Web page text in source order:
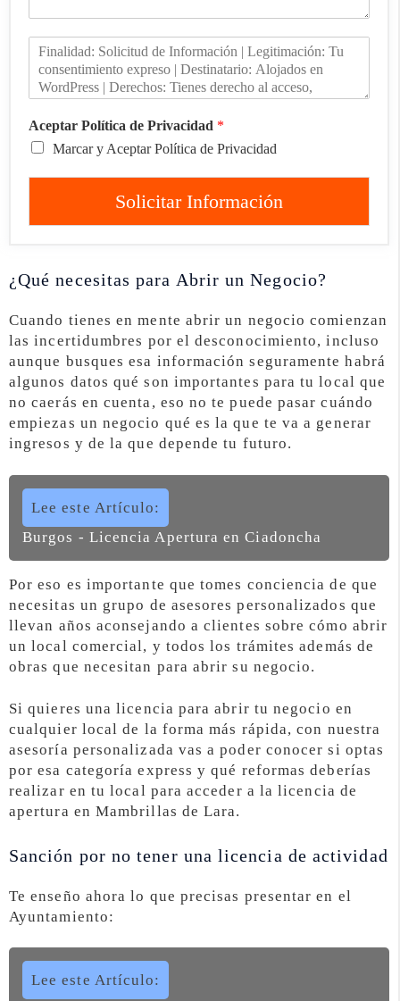
Aceptar Política de Privacidad *
Marcar y Aceptar Política de Privacidad
Solicitar Información
¿Qué necesitas para Abrir un Negocio?
Cuando tienes en mente abrir un negocio comienzan
las incertidumbres por el desconocimiento, incluso
aunque busques esa información seguramente habrá
algunos datos qué son importantes para tu local que
no caerás en cuenta, eso no te puede pasar cuándo
empiezas un negocio qué es la que te va a generar
ingresos y de la que depende tu futuro.
Lee este Artículo:
Burgos - Licencia Apertura en Ciadoncha
Por eso es importante que tomes conciencia de que
necesitas un grupo de asesores personalizados que
llevan años aconsejando a clientes sobre cómo abrir
un local comercial, y todos los trámites además de
obras que necesitan para abrir su negocio.
Si quieres una licencia para abrir tu negocio en
cualquier local de la forma más rápida, con nuestra
asesoría personalizada vas a poder conocer si optas
por esa categoría express y qué reformas deberías
realizar en tu local para acceder a la licencia de
apertura en Mambrillas de Lara.
Sanción por no tener una licencia de actividad
Te enseño ahora lo que precisas presentar en el
Ayuntamiento:
Lee este Artículo: